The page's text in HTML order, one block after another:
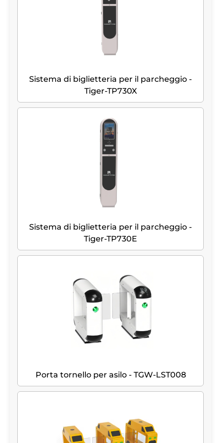
Sistema di biglietteria per il parcheggio -
Tiger-TP730X
Sistema di biglietteria per il parcheggio -
Tiger-TP730E
Porta tornello per asilo - TGW-LST008